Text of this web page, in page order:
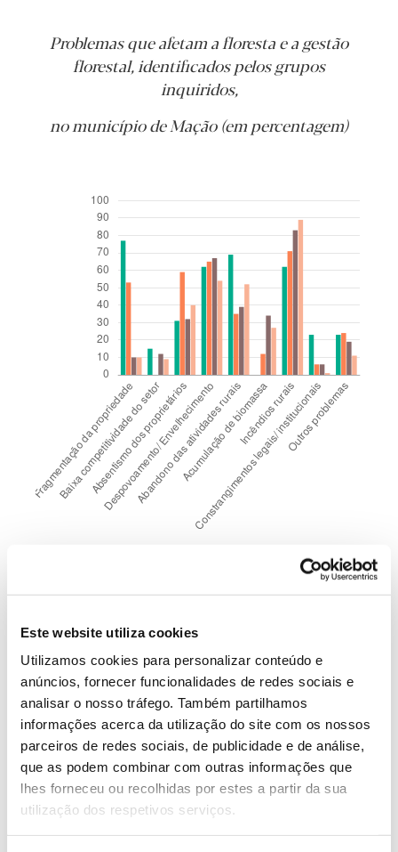
Este website utiliza cookies
Utilizamos cookies para personalizar conteúdo e
anúncios, fornecer funcionalidades de redes sociais e
analisar o nosso tráfego. Também partilhamos
informações acerca da utilização do site com os nossos
parceiros de redes sociais, de publicidade e de análise,
que as podem combinar com outras informações que
lhes forneceu ou recolhidas por estes a partir da sua
utilização dos respetivos serviços.
Problemas que afetam a floresta e a gestão
florestal, identificados pelos grupos
inquiridos,
no município de Mação (em percentagem)
Os incêndios de 2003 e 2005 e, mais recentemente,
2017 (ulteriores ao estudo), identificados como
eventos catastróficos para o país, afetaram o
município de Mação de forma devastadora. Mais de
90% dos proprietários florestais incluídos neste
estudo afirmaram terem sido afetados nas suas
propriedades pelo menos uma a duas vezes.
Quanto à identificação das principais causas de
ignição dos fogos, a maior parte dos residentes